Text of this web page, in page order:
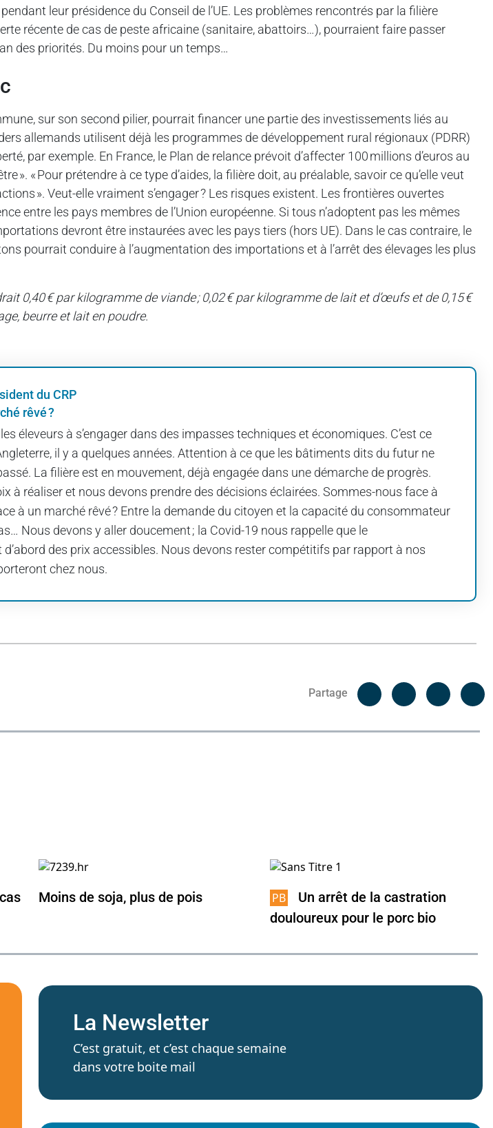
leur présidence du Conseil de l’UE. Les problèmes rencontrés par la filière
récente de cas de peste africaine (sanitaire, abattoirs…), pourraient faire passer
des priorités. Du moins pour un temps…
sur son second pilier, pourrait financer une partie des investissements liés au
allemands utilisent déjà les programmes de développement rural régionaux (PDRR)
par exemple. En France, le Plan de relance prévoit d’affecter 100 millions d’euros au
». « Pour prétendre à ce type d’aides, la filière doit, au préalable, savoir ce qu’elle veut
». Veut-elle vraiment s’engager ? Les risques existent. Les frontières ouvertes
entre les pays membres de l’Union européenne. Si tous n’adoptent pas les mêmes
devront être instaurées avec les pays tiers (hors UE). Dans le cas contraire, le
pourrait conduire à l’augmentation des importations et à l’arrêt des élevages les plus
0,40 € par kilogramme de viande ; 0,02 € par kilogramme de lait et d’œufs et de 0,15 €
beurre et lait en poudre.
du CRP
rêvé ?
éleveurs à s’engager dans des impasses techniques et économiques. C’est ce
il y a quelques années. Attention à ce que les bâtiments dits du futur ne
La filière est en mouvement, déjà engagée dans une démarche de progrès.
à réaliser et nous devons prendre des décisions éclairées. Sommes-nous face à
à un marché rêvé ? Entre la demande du citoyen et la capacité du consommateur
Nous devons y aller doucement ; la Covid-19 nous rappelle que le
des prix accessibles. Nous devons rester compétitifs par rapport à nos
chez nous.
Partage
Facebook
Moins de soja, plus de pois
Un arrêt de la castration
douloureux pour le porc bio
La Newsletter
C’est gratuit, et c’est chaque semaine
dans votre boite mail